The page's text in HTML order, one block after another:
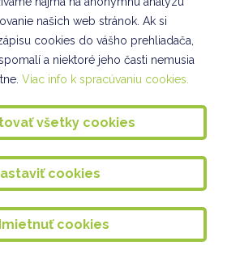
stromčeka 2024
oddelenie ŠKD
škole
II. oddelenie ŠKD
VIII. oddelenie ŠKD
I. oddelenie ŠKD
našich web stránok. Ak si
cookies do vášho prehliadača,
a niektoré jeho časti nemusia
Viac info k spracúvaniu cookies.
všetky cookies
cookies
cookies